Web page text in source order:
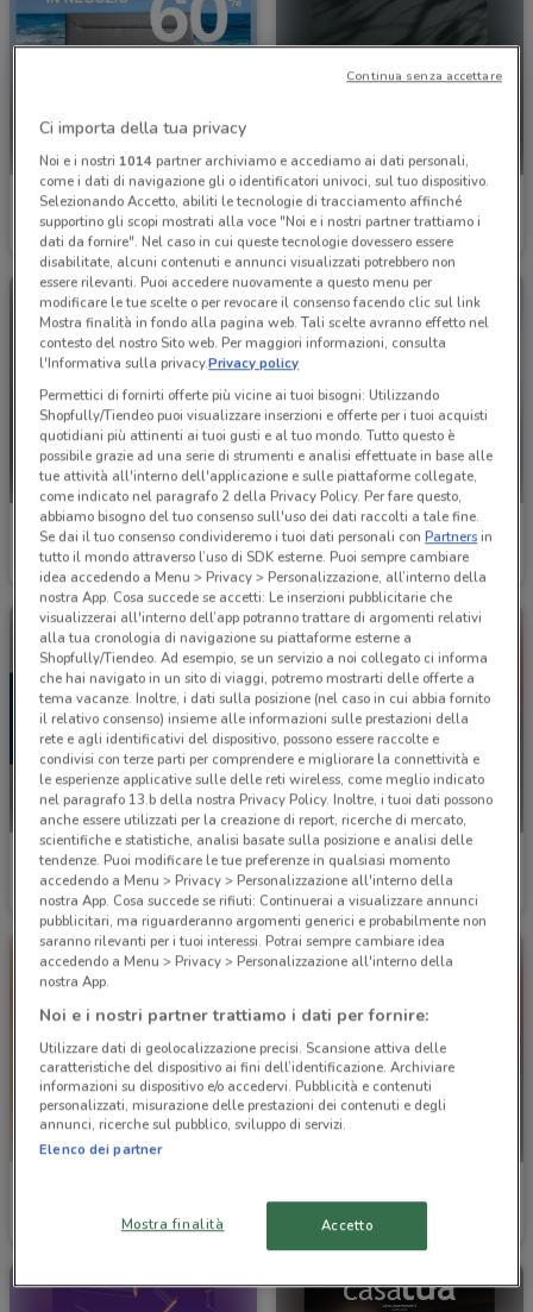
Permaflex
Scade il 19/08 5.3 km
Barazza
Scade il 31/12
Barazza
Scade il 31/12 6.7 km
Chateau d'Ax
Scade il 31/12 7.3 km
Divani & Divani
Scade il 31/01 7.6 km
Errebian
Scade il 31/12
8 km Scade il 31/12
Ci importa della tua privacy
Noi e i nostri 1014partner archiviamo e accediamo ai dati personali,
come i dati di navigazione gli o identificatori univoci, sul tuo dispositivo.
Selezionando Accetto, abiliti le tecnologie di tracciamento affinché
supportino gli scopi mostrati alla voce "Noi e i nostri partner trattiamo i
dati da fornire". Nel caso in cui queste tecnologie dovessero essere
disabilitate, alcuni contenuti e annunci visualizzati potrebbero non
essere rilevanti. Puoi accedere nuovamente a questo menu per
modificare le tue scelte o per revocare il consenso facendo clic sul link
Mostra finalità in fondo alla pagina web. Tali scelte avranno effetto nel
contesto del nostro Sito web. Per maggiori informazioni, consulta
l'Informativa sulla privacy.Privacy policy
Permettici di fornirti offerte più vicine ai tuoi bisogni: Utilizzando
Shopfully/Tiendeo puoi visualizzare inserzioni e offerte per i tuoi acquisti
quotidiani più attinenti ai tuoi gusti e al tuo mondo. Tutto questo è
possibile grazie ad una serie di strumenti e analisi effettuate in base alle
tue attività all'interno dell'applicazione e sulle piattaforme collegate,
come indicato nel paragrafo 2 della Privacy Policy. Per fare questo,
abbiamo bisogno del tuo consenso sull'uso dei dati raccolti a tale fine.
Se dai il tuo consenso condivideremo i tuoi dati personali conPartnersin
tutto il mondo attraverso l’uso di SDK esterne. Puoi sempre cambiare
idea accedendo a Menu > Privacy > Personalizzazione, all’interno della
nostra App. Cosa succede se accetti: Le inserzioni pubblicitarie che
visualizzerai all'interno dell’app potranno trattare di argomenti relativi
alla tua cronologia di navigazione su piattaforme esterne a
Shopfully/Tiendeo. Ad esempio, se un servizio a noi collegato ci informa
che hai navigato in un sito di viaggi, potremo mostrarti delle offerte a
tema vacanze. Inoltre, i dati sulla posizione (nel caso in cui abbia fornito
il relativo consenso) insieme alle informazioni sulle prestazioni della
rete e agli identificativi del dispositivo, possono essere raccolte e
condivisi con terze parti per comprendere e migliorare la connettività e
le esperienze applicative sulle delle reti wireless, come meglio indicato
nel paragrafo 13.b della nostra Privacy Policy. Inoltre, i tuoi dati possono
anche essere utilizzati per la creazione di report, ricerche di mercato,
scientifiche e statistiche, analisi basate sulla posizione e analisi delle
tendenze. Puoi modificare le tue preferenze in qualsiasi momento
accedendo a Menu > Privacy > Personalizzazione all'interno della
nostra App. Cosa succede se rifiuti: Continuerai a visualizzare annunci
pubblicitari, ma riguarderanno argomenti generici e probabilmente non
saranno rilevanti per i tuoi interessi. Potrai sempre cambiare idea
accedendo a Menu > Privacy > Personalizzazione all'interno della
nostra App.
Noi e i nostri partner trattiamo i dati per fornire:
Utilizzare dati di geolocalizzazione precisi. Scansione attiva delle
caratteristiche del dispositivo ai fini dell’identificazione. Archiviare
informazioni su dispositivo e/o accedervi. Pubblicità e contenuti
personalizzati, misurazione delle prestazioni dei contenuti e degli
annunci, ricerche sul pubblico, sviluppo di servizi.
Elenco dei partner
Mostra finalità Accetto
Continua senza accettare